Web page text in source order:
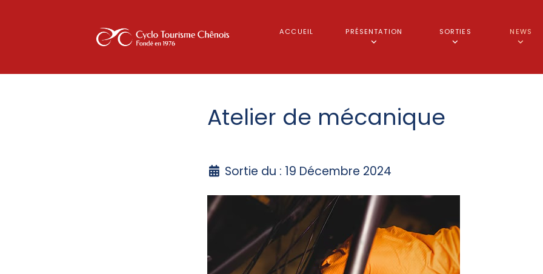
ACCUEIL PRÉSENTATION SORTIES NEWS
Atelier de mécanique
Sortie du : 19 Décembre 2024